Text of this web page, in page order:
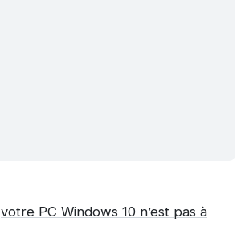
votre PC Windows 10 n’est pas à